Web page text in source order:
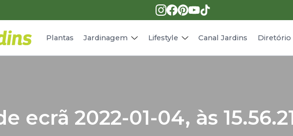
Plantas Jardinagem Lifestyle
Receitas
Canal Jardins Diretório
ecrã 2022-01-04, às